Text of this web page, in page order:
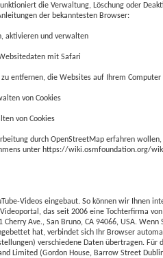
die Verwaltung, Löschung oder
der bekanntesten Browser:
aktivieren und verwalten
mit Safari
zu entfernen, die Websites auf Ihrem
von Cookies
von Cookies
durch OpenStreetMap erfahren
unter https://wiki.osmfoundation.org/
Videos eingebaut. So können wir Ihnen
das seit 2006 eine Tochterfirma
Cherry Ave., San Bruno, CA 94066, USA.
hat, verbindet sich Ihr Browser
verschiedene Daten übertragen.
Limited (Gordon House, Barrow Street